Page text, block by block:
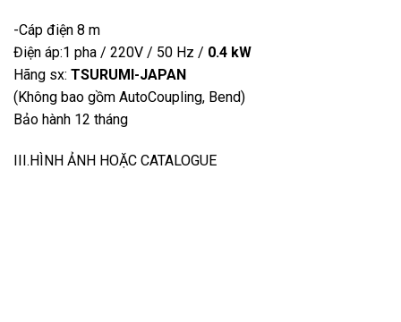
-Cáp điện 8 m
Điện áp:1 pha / 220V / 50 Hz / 0.4 kW
Hãng sx: TSURUMI-JAPAN
(Không bao gồm AutoCoupling, Bend)
Bảo hành 12 tháng
III.HÌNH ẢNH HOẶC CATALOGUE